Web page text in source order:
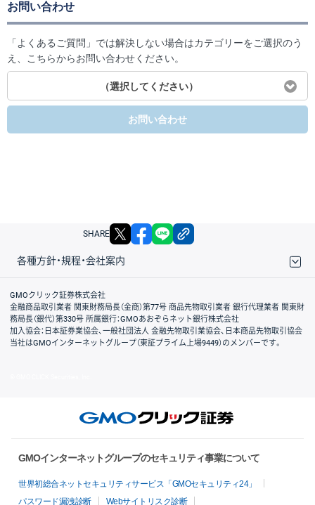
お問い合わせ
「よくあるご質問」では解決しない場合はカテゴリーをご選択のう
え、こちらからお問い合わせください。
（選択してください）
お問い合わせ
SHARE X facebook
各種方針・規程・会社案内
取引規程・約款
サイトマップ
その他のご案内
個人情報保護方針
最良執行方針
サイトのご利用について
ディスクレイマー
信託保全
リスク説明
会社案内
GMOクリック証券株式会社
金融商品取引業者 関東財務局長（金商）第77号 商品先物取引業者 銀行代理業者 関東財
務局長（銀代）第330号 所属銀行：GMOあおぞらネット銀行株式会社
加入協会：日本証券業協会、一般社団法人 金融先物取引業協会、日本商品先物取引協会
当社はGMOインターネットグループ（東証プライム上場9449）のメンバーです。
GMOインターネットグループのセキュリティ事業について
世界初総合ネットセキュリティサービス「GMOセキュリティ24」
パスワード漏洩診断
Webサイトリスク診断